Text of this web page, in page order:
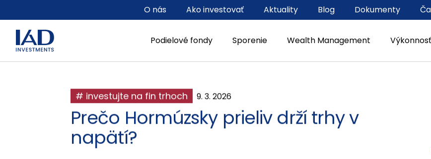
Podielové fondy Sporenie Wealth Management
O nás Ako investovať Aktuality Blog Dokumenty
# investujte na fin trhoch 9. 3. 2026
Prečo Hormúzsky prieliv drží trhy v
napätí?